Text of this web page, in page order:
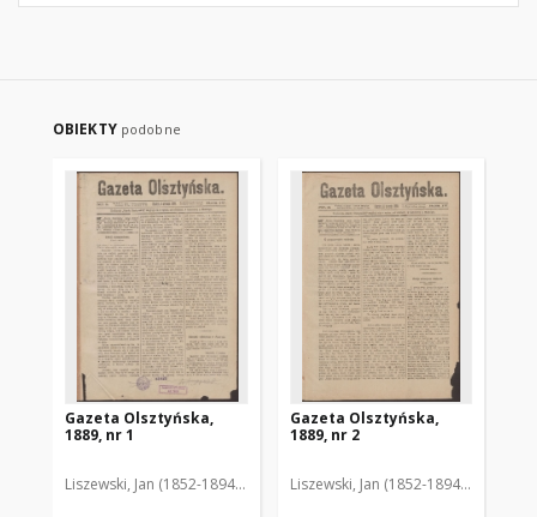
OBIEKTY podobne
Gazeta Olsztyńska,
1889, nr 1
Liszewski, Jan (1852-1894). Red.
Gazeta Olsztyńska,
1889, nr 2
Liszewski, Jan (1852-1894). Red.